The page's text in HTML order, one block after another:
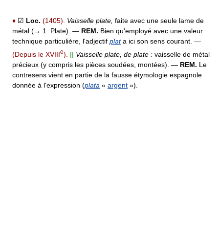
♦ ☑ Loc. (1405). Vaisselle plate, faite avec une seule lame de
métal (→ 1. Plate). — REM. Bien qu'employé avec une valeur
technique particulière, l'adjectif plata ici son sens courant. —
(Depuis le XVIIIe). || Vaisselle plate, de plate : vaisselle de métal
précieux (y compris les pièces soudées, montées). — REM. Le
contresens vient en partie de la fausse étymologie espagnole
donnée à l'expression (plata « argent »).